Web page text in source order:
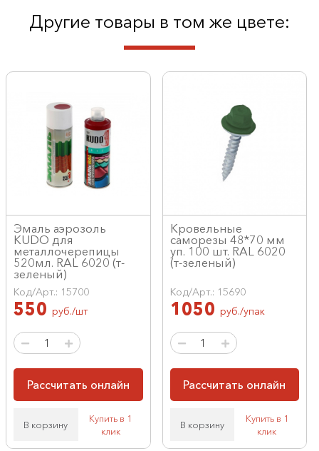
Другие товары в том же цвете:
Эмаль аэрозоль
KUDO для
металлочерепицы
520мл. RAL 6020 (т-
зеленый)
Код/Арт.: 15700
550 руб./шт
Рассчитать онлайн
В корзину
Купить в 1
клик
Кровельные
саморезы 48*70 мм
уп. 100 шт. RAL 6020
(т-зеленый)
Код/Арт.: 15690
1050 руб./упак
Рассчитать онлайн
В корзину
Купить в 1
клик